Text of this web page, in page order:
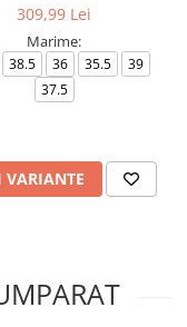
309,99 Lei
Marime:
38.5 36 35.5
39
37.5
VARIANTE